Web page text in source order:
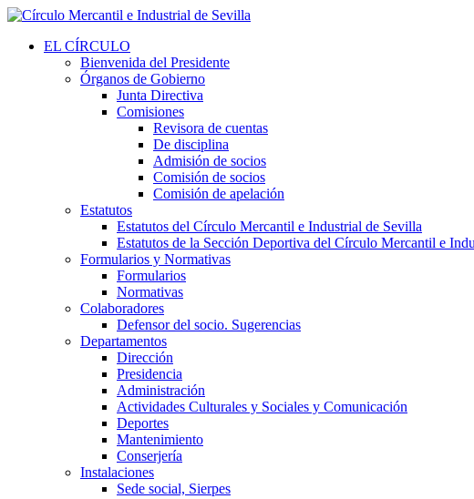
EL CÍRCULO
Bienvenida del Presidente
Órganos de Gobierno
Junta Directiva
Comisiones
Revisora de cuentas
De disciplina
Admisión de socios
Comisión de socios
Comisión de apelación
Estatutos
Estatutos del Círculo Mercantil e Industrial de Sevilla
Estatutos de la Sección Deportiva del Círculo Mercantil e
Formularios y Normativas
Formularios
Normativas
Colaboradores
Defensor del socio. Sugerencias
Departamentos
Dirección
Presidencia
Administración
Actividades Culturales y Sociales y Comunicación
Deportes
Mantenimiento
Conserjería
Instalaciones
Sede social, Sierpes